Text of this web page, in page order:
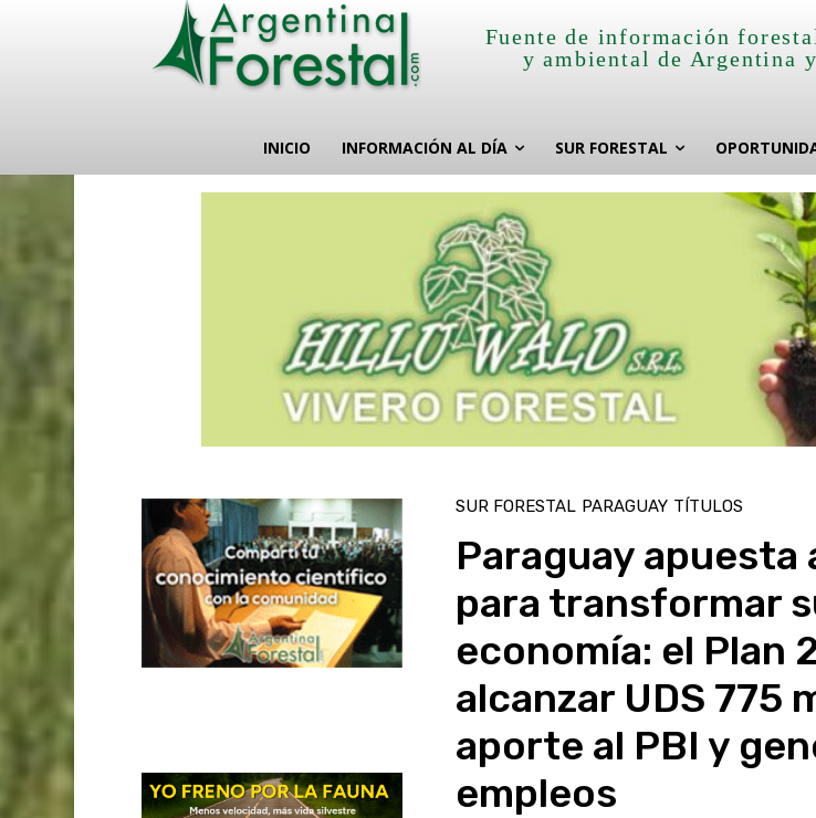
Fuente de información
y ambiental de Argentina
INICIO INFORMACIÓN AL DÍA SUR FORESTAL
SUR FORESTAL PARAGUAY TÍTULOS
Paraguay apuesta
para transformar
economía: el Plan
alcanzar UDS 775
aporte al PBI y
empleos